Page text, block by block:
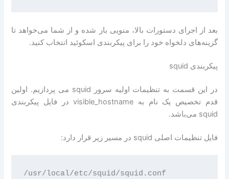
بعد از اجرای دستورات بالا، منویی باز شده و از شما می‌خواهد تا
گزینه‌های دلخواه خود را برای پیکربندی اسکوئید انتخاب کنید.
پیکربندی squid
در این قسمت به تنظیمات اولیه سرور squid می پردازیم. اولین
قدم تخصیص یک نام به visible_hostname در فایل پیکربندی
squid می‌باشد.
فایل تنظیمات اصلی squid در مسیر زیر قرار دارد: